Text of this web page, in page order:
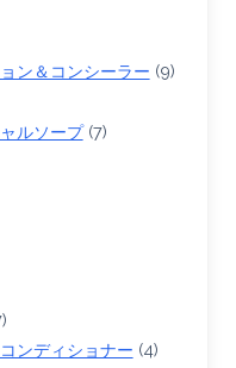
ン＆コンシーラー (9)
ルソープ(7)
ンディショナー (4)